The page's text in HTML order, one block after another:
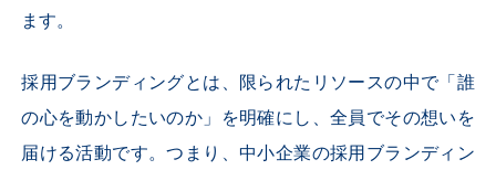
ます。
採用ブランディングとは、限られたリソースの中で「誰
の心を動かしたいのか」を明確にし、全員でその想いを
届ける活動です。つまり、中小企業の採用ブランディン